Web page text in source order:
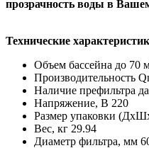
прозрачность воды в
Технические
Объем бассейна до 70
Производительность
Наличие префильтра да
Напряжение, В 220
Размер упаковки
Вес, кг 29.94
Диаметр фильтра, мм